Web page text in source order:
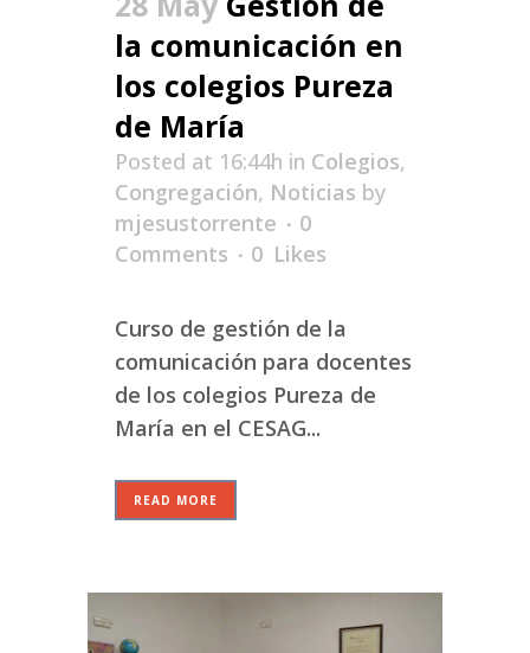
la comunicación en
los colegios Pureza
de María
Posted at 16:44h in Colegios,
Congregación, Noticias by
mjesustorrente
0
Comments
0 Likes
Curso de gestión de la
comunicación para docentes
de los colegios Pureza de
María en el CESAG...
READ MORE